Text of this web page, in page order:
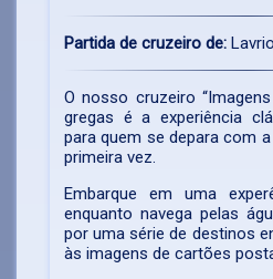
Partida de cruzeiro de:
O nosso cruzeiro
gregas é a experiência
para quem se depara com
primeira vez.
Embarque em uma
enquanto navega pelas
por uma série de destinos
às imagens de cartões